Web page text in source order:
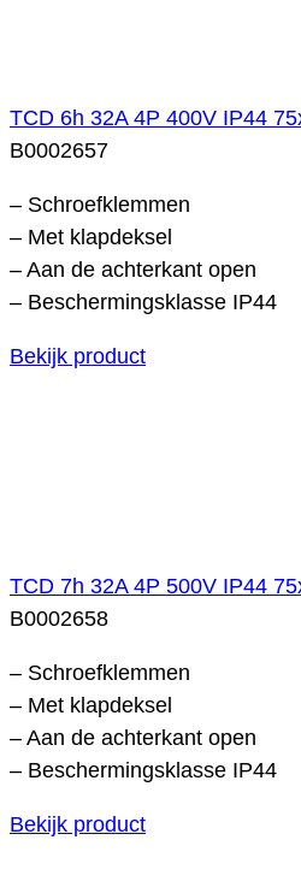
TCD 6h 32A 4P 400V IP44
B0002657
– Schroefklemmen
– Met klapdeksel
– Aan de achterkant open
– Beschermingsklasse IP44
Bekijk product
TCD 7h 32A 4P 500V IP44
B0002658
– Schroefklemmen
– Met klapdeksel
– Aan de achterkant open
– Beschermingsklasse IP44
Bekijk product